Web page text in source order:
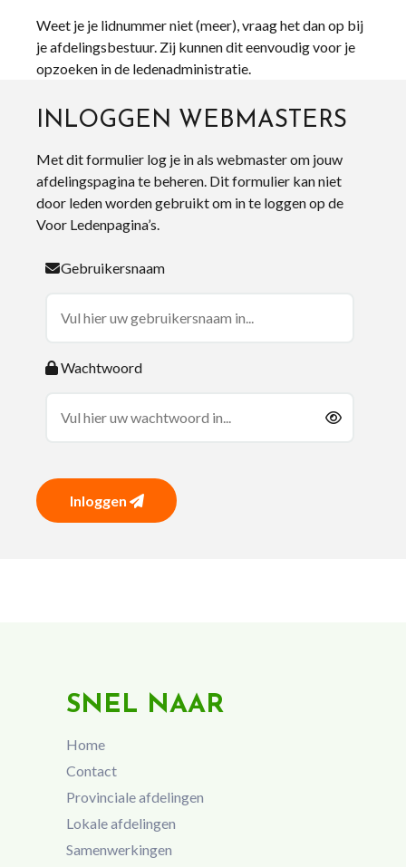
Weet je je lidnummer niet (meer), vraag het dan op bij
je afdelingsbestuur. Zij kunnen dit eenvoudig voor je
opzoeken in de ledenadministratie.
INLOGGEN WEBMASTERS
Met dit formulier log je in als webmaster om jouw
afdelingspagina te beheren. Dit formulier kan niet
door leden worden gebruikt om in te loggen op de
Voor Ledenpagina’s.
Gebruikersnaam
Wachtwoord
Inloggen
SNEL NAAR
Home
Contact
Provinciale afdelingen
Lokale afdelingen
Samenwerkingen